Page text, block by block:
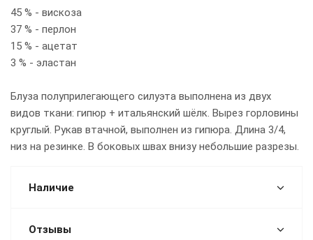
45 % - вискоза
37 % - перлон
15 % - ацетат
3 % - эластан
Блуза полуприлегающего силуэта выполнена из двух
видов ткани: гипюр + итальянский шёлк. Вырез горловины
круглый. Рукав втачной, выполнен из гипюра. Длина 3/4,
низ на резинке. В боковых швах внизу небольшие разрезы.
Наличие
Отзывы